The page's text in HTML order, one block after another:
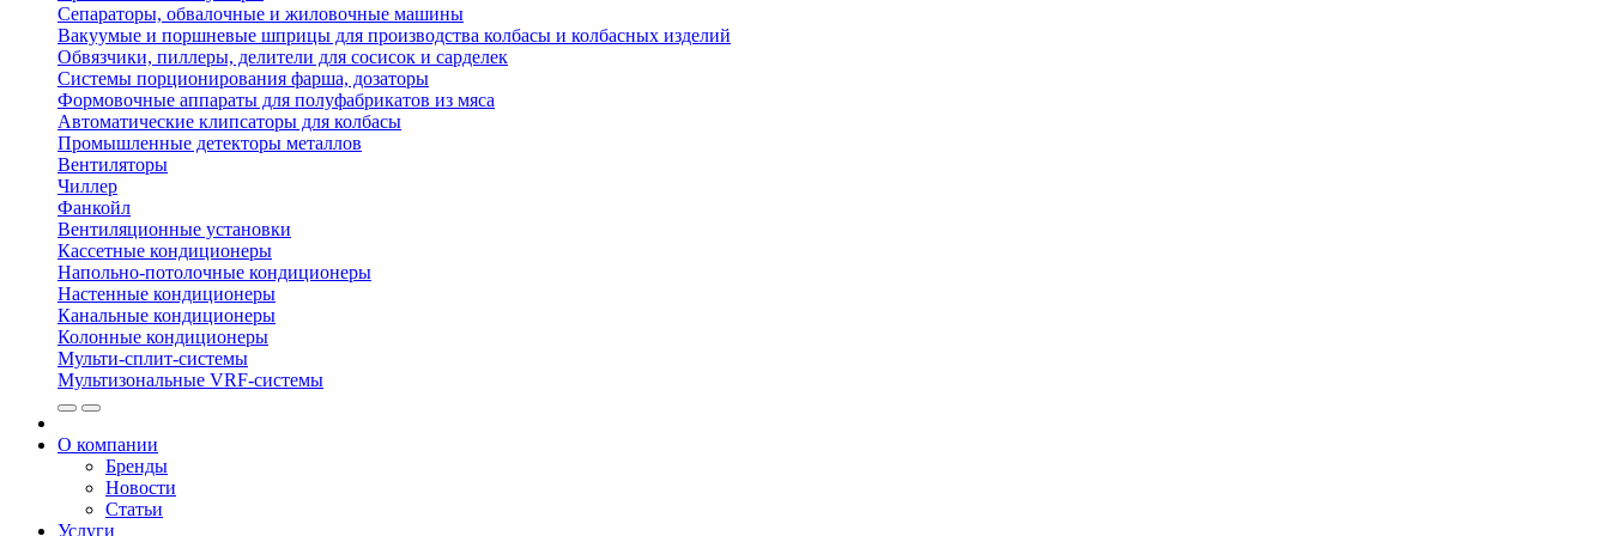
Сепараторы, обвалочные и жиловочные машины
Вакуумые и поршневые шприцы для производства колбасы и колбасных изделий
Обвязчики, пиллеры, делители для сосисок и сарделек
Системы порционирования фарша, дозаторы
Формовочные аппараты для полуфабрикатов из мяса
Автоматические клипсаторы для колбасы
Промышленные детекторы металлов
Вентиляторы
Чиллер
Фанкойл
Вентиляционные установки
Кассетные кондиционеры
Напольно-потолочные кондиционеры
Настенные кондиционеры
Канальные кондиционеры
Колонные кондиционеры
Мульти-сплит-системы
Мультизональные VRF-системы
О компании
Бренды
Новости
Статьи
Услуги